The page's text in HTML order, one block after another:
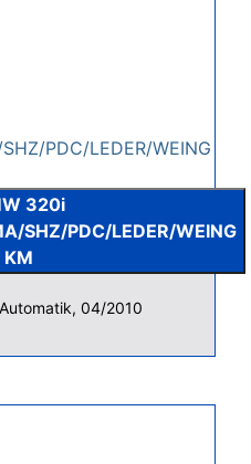
320i
SHZ/PDC/LEDER/WEING
KM
04/2010